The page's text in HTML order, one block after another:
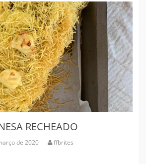
RECHEADO
de 2020 ffbrites